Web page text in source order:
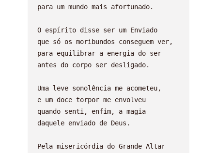
para um mundo mais afortunado.
O espírito disse ser um Enviado
que só os moribundos conseguem ver,
para equilibrar a energia do ser
antes do corpo ser desligado.
Uma leve sonolência me acometeu,
e um doce torpor me envolveu
quando senti, enfim, a magia
daquele enviado de Deus.
Pela misericórdia do Grande Altar